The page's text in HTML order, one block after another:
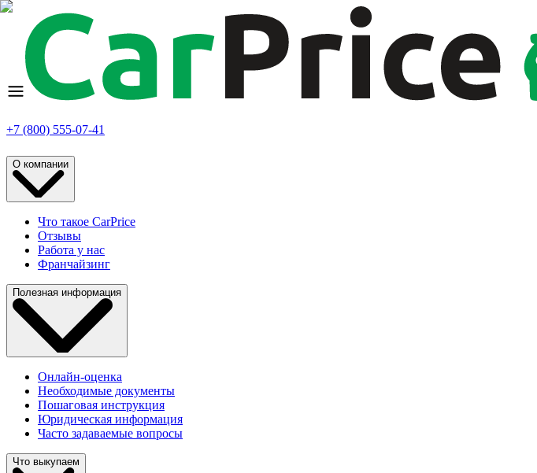
+7 (800) 555-07-41
О компании
Что такое CarPrice
Отзывы
Работа у нас
Франчайзинг
Полезная информация
Онлайн-оценка
Необходимые документы
Пошаговая инструкция
Юридическая информация
Часто задаваемые вопросы
Что выкупаем